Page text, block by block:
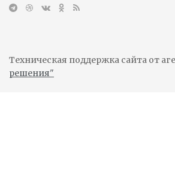
Техническая поддержка сайта от
решения"